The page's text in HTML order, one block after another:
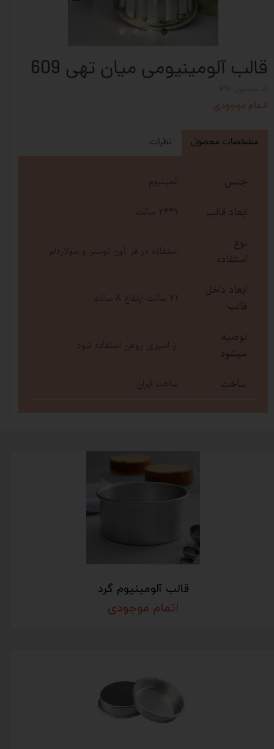
قالب آلومینیومی میان تهی 609
اتمام موجودی
مشخصات محصول نظرات
جنس آلمینیوم
ابعاد قالب 9*24 سانت
نوع
استفاده
استفاده در فر .آون توستر و سولاردام
ابعاد داخل
قالب
21 سانت ارتفاع 8 سانت
توصیه
میشود
از اسپری روغن استفاده شود
ساخت ساخت ایران
قالب آلومینیوم گرد
اتمام موجودی